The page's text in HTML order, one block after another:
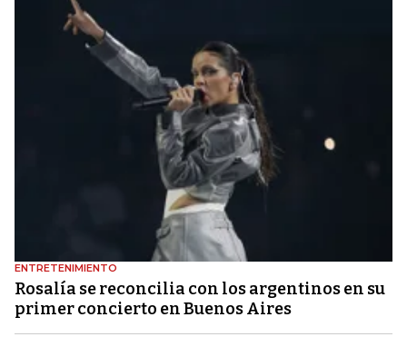
ENTRETENIMIENTO
Rosalía se reconcilia con los argentinos en su
primer concierto en Buenos Aires